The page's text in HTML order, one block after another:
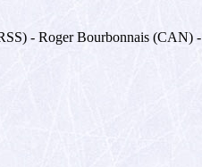
- Roger Bourbonnais (CAN)